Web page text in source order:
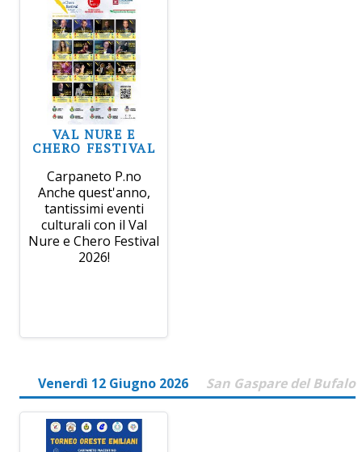
VAL NURE E
CHERO FESTIVAL
Carpaneto P.no
Anche quest'anno,
tantissimi eventi
culturali con il Val
Nure e Chero Festival
2026!
Venerdì 12 Giugno 2026 San Gaspare del Bufalo